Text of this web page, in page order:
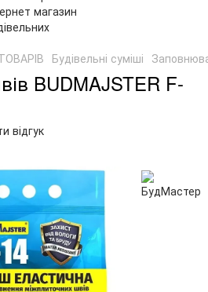
Будівельні суміші
BUDMAJSTER F-
відгук